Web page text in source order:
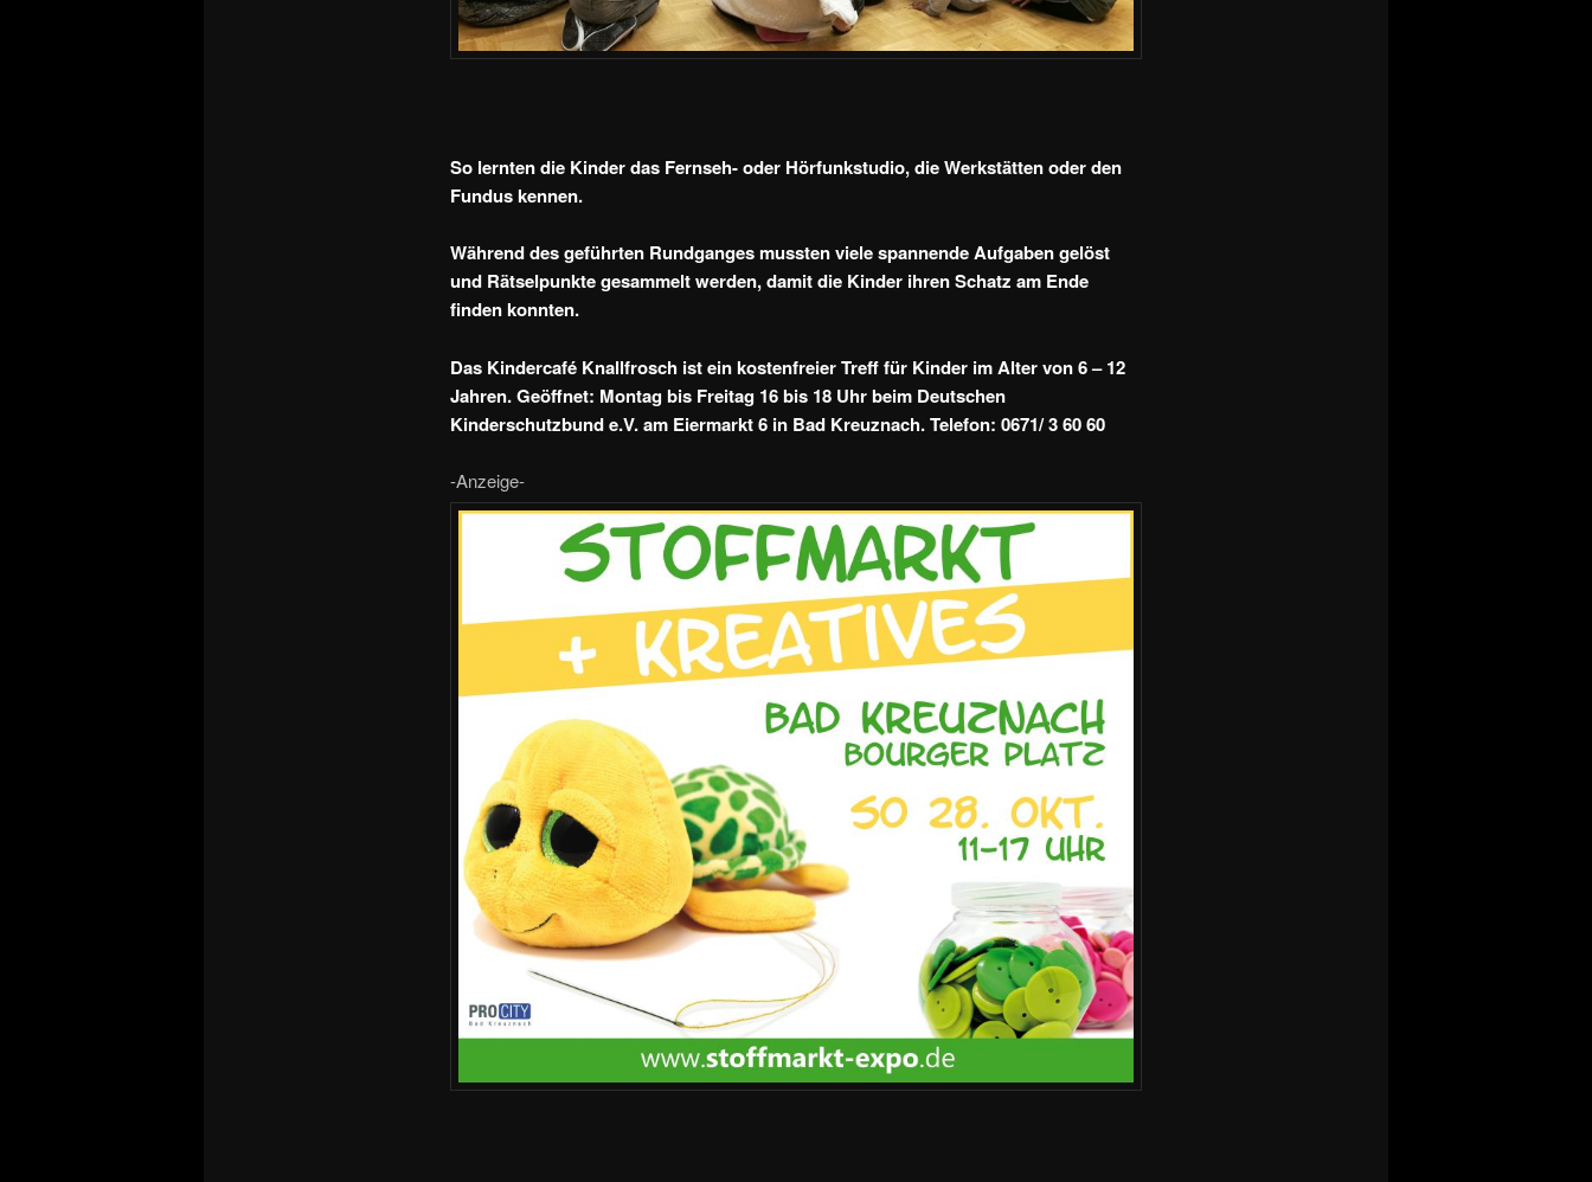
So lernten die Kinder das Fernseh- oder Hörfunkstudio, die Werkstätten oder den
Fundus kennen.
Während des geführten Rundganges mussten viele spannende Aufgaben gelöst
und Rätselpunkte gesammelt werden, damit die Kinder ihren Schatz am Ende
finden konnten.
Das Kindercafé Knallfrosch ist ein kostenfreier Treff für Kinder im Alter von6 – 12
Jahren. Geöffnet: Montag bis Freitag 16 bis 18 Uhr beim Deutschen
Kinderschutzbund e.V. am Eiermarkt 6 in Bad Kreuznach. Telefon: 0671/ 3 60 60
-Anzeige-